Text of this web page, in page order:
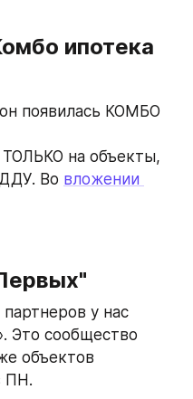
ипотека
появилась КОМБО
на объекты,
Во вложении
у нас
Это сообщество
объектов
ПН.